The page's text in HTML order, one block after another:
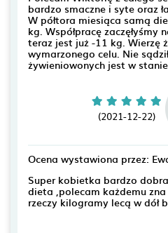
bardzo smaczne i syte oraz
W półtora miesiąca samą
kg. Współpracę zaczęłyśmy
teraz jest już -11 kg. Wierzę
wymarzonego celu. Nie
żywieniowonych jest w
(2021-12-22)
Ocena wystawiona przez:
Super kobietka bardzo
dieta ,polecam każdemu
rzeczy kilogramy lecą w dół